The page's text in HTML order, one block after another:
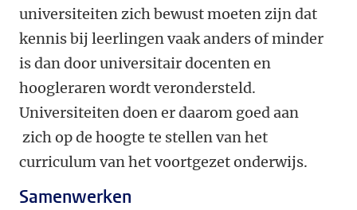
universiteiten zich bewust moeten zijn dat
kennis bij leerlingen vaak anders of minder
is dan door universitair docenten en
hoogleraren wordt verondersteld.
Universiteiten doen er daarom goed aan
zich op de hoogte te stellen van het
curriculum van het voortgezet onderwijs.
Samenwerken